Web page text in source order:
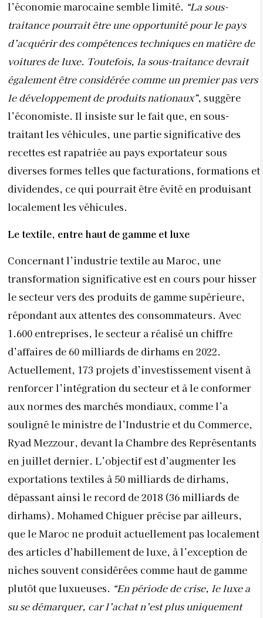
diverses formes telles que facturations, formations et
dividendes, ce qui pourrait être évité en produisant
Le textile, entre haut de gamme et luxe
Concernant l’industrie textile au Maroc, une
transformation significative est en cours pour hisser
le secteur vers des produits de gamme supérieure,
répondant aux attentes des consommateurs. Avec
1.600 entreprises, le secteur a réalisé un chiffre
d’affaires de 60 milliards de dirhams en 2022.
Actuellement, 173 projets d’investissement visent à
aux normes des marchés mondiaux, comme l’a
souligné le ministre de l’Industrie et du Commerce,
Ryad Mezzour, devant la Chambre des Représentants
en juillet dernier. L’objectif est d’augmenter les
exportations textiles à 50 milliards de dirhams,
dépassant ainsi le record de 2018 (36 milliards de
dirhams). Mohamed Chiguer précise par ailleurs,
que le Maroc ne produit actuellement pas localement
des articles d’habillement de luxe, à l’exception de
niches souvent considérées comme haut de gamme
plutôt que luxueuses.“En période de crise, le luxe a
su se démarquer, car l’achat n’est plus uniquement
motivé par la qualité, mais plutôt par le désir de
s’identifier à une catégorie sociale spécifique”,
souligne Mohamed Benamour, PDG de la marque
Benson Shoes et membre de l’Association marocaine
des industries de textile et de l’habillement
(AMITH). Selon lui, le luxe englobe le prix de la
qualité associé à tout l’environnement créé autour